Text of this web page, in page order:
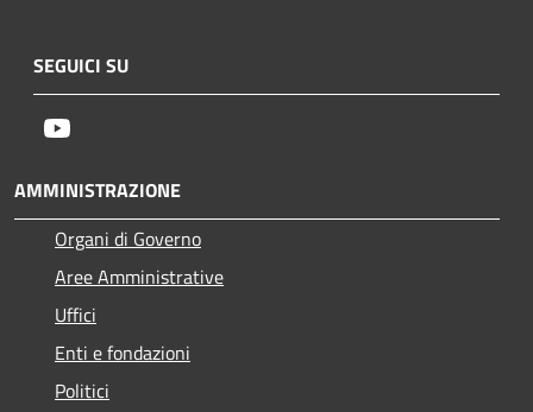
SEGUICI SU
AMMINISTRAZIONE
Organi di Governo
Aree Amministrative
Uffici
Enti e fondazioni
Politici